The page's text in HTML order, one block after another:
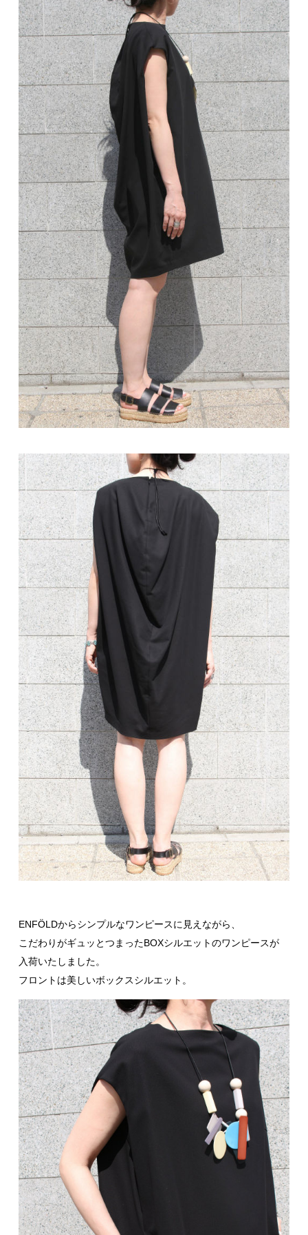
ENFÖLDからシンプルなワンピースに見えながら、
こだわりがギュッとつまったBOXシルエットのワンピースが
入荷いたしました。
フロントは美しいボックスシルエット。